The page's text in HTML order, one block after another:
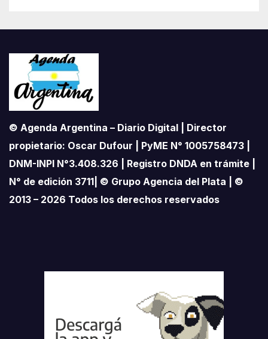
© Agenda Argentina – Diario Digital | Director
propietario: Oscar Dufour | PyME N° 1005758473 |
DNM-INPI N°3.408.326 | Registro DNDA en trámite |
N° de edición 3711| © Grupo Agencia del Plata | ©
2013 – 2026 Todos los derechos reservados